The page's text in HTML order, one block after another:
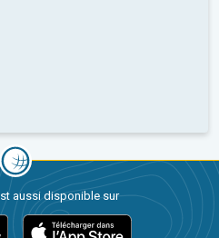
aussi disponible sur